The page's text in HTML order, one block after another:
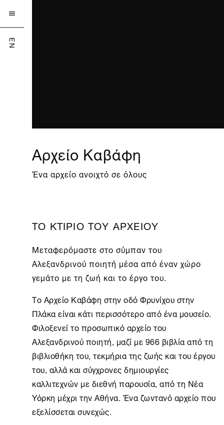

EN
Αρχείο Καβάφη
Ένα αρχείο ανοιχτό σε όλους
ΤΟ ΚΤΙΡΙΟ ΤΟΥ ΑΡΧΕΙΟΥ
Μεταφερόμαστε στο σύμπαν του
Αλεξανδρινού ποιητή μέσα από έναν χώρο
γεμάτο με τη ζωή και το έργο του.
ΤοΑρχείο Καβάφη στην οδό Φρυνίχου στην
Πλάκα είναι κάτι περισσότερο από ένα μουσείο.
Φιλοξενεί το προσωπικό αρχείο του
Αλεξανδρινού ποιητή, μαζί με 966 βιβλία από τη
βιβλιοθήκη του, τεκμήρια της ζωής και του έργου
του, αλλά και σύγχρονες δημιουργίες
καλλιτεχνών με διεθνή παρουσία, από τη Νέα
Υόρκη μέχρι τηνΑθήνα. Ένα ζωντανό αρχείο που
εξελίσσεται συνεχώς.